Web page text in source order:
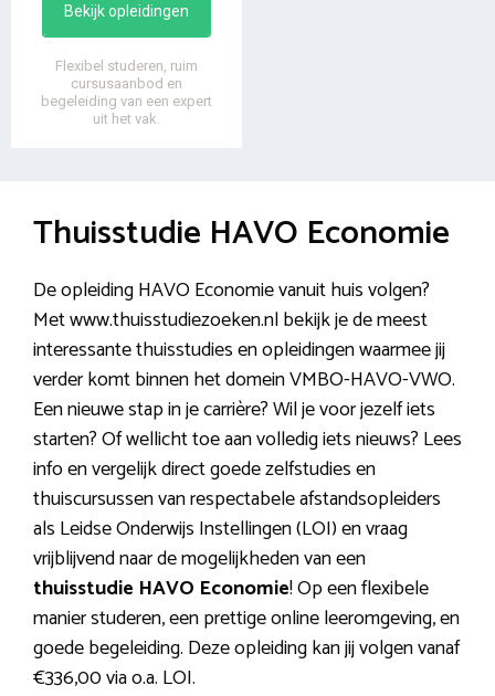
Bekijk opleidingen
Flexibel studeren, ruim
cursusaanbod en
begeleiding van een expert
uit het vak.
Thuisstudie HAVO Economie
De opleiding HAVO Economie vanuit huis volgen?
Met www.thuisstudiezoeken.nl bekijk je de meest
interessante thuisstudies en opleidingen waarmee jij
verder komt binnen het domein VMBO-HAVO-VWO.
Een nieuwe stap in je carrière? Wil je voor jezelf iets
starten? Of wellicht toe aan volledig iets nieuws? Lees
info en vergelijk direct goede zelfstudies en
thuiscursussen van respectabele afstandsopleiders
als Leidse Onderwijs Instellingen (LOI) en vraag
vrijblijvend naar de mogelijkheden van een
thuisstudie HAVO Economie! Op een flexibele
manier studeren, een prettige online leeromgeving, en
goede begeleiding. Deze opleiding kan jij volgen vanaf
€336,00 via o.a. LOI.